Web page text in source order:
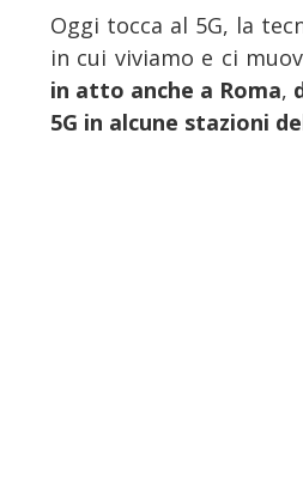
Oggi tocca al 5G, la
in cui viviamo e ci
in atto anche a Roma,
5G in alcune stazioni